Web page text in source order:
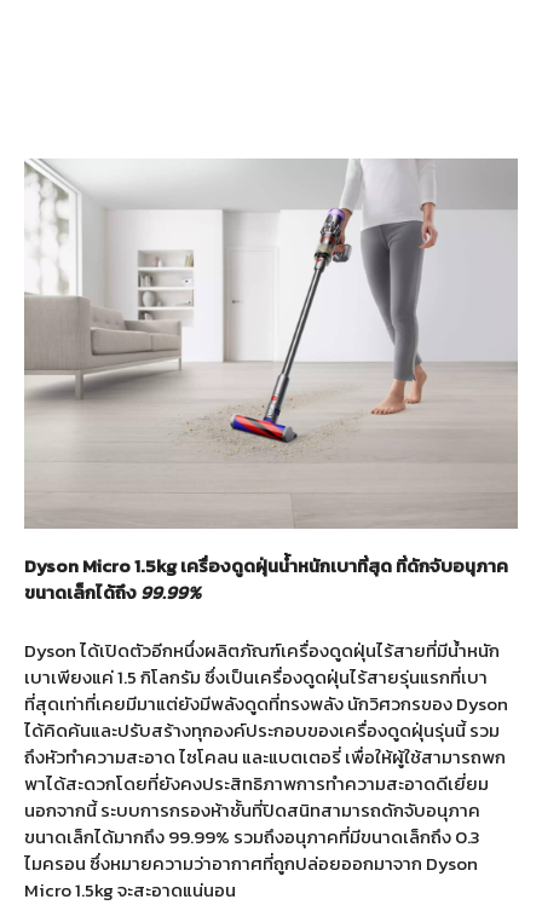
Dyson Micro 1.5kgเครื่องดูดฝุ่นน้ำหนักเบาที่สุด ที่ดักจับอนุภาค
ขนาดเล็กได้ถึง99.99%
Dyson ได้เปิดตัวอีกหนึ่งผลิตภัณฑ์เครื่องดูดฝุ่นไร้สายที่มีน้ำหนัก
เบาเพียงแค่ 1.5 กิโลกรัม ซึ่งเป็นเครื่องดูดฝุ่นไร้สายรุ่นแรกที่เบา
ที่สุดเท่าที่เคยมีมาแต่ยังมีพลังดูดที่ทรงพลัง นักวิศวกรของ Dyson
ได้คิดค้นและปรับสร้างทุกองค์ประกอบของเครื่องดูดฝุ่นรุ่นนี้ รวม
ถึงหัวทำความสะอาด ไซโคลน และแบตเตอรี่ เพื่อให้ผู้ใช้สามารถพก
พาได้สะดวกโดยที่ยังคงประสิทธิภาพการทำความสะอาดดีเยี่ยม
นอกจากนี้ ระบบการกรองห้าชั้นที่ปิดสนิทสามารถดักจับอนุภาค
ขนาดเล็กได้มากถึง 99.99% รวมถึงอนุภาคที่มีขนาดเล็กถึง 0.3
ไมครอน ซึ่งหมายความว่าอากาศที่ถูกปล่อยออกมาจาก Dyson
Micro 1.5kg จะสะอาดแน่นอน